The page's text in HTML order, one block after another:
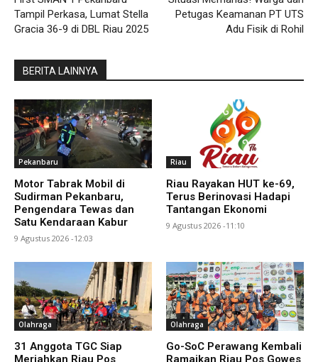
Tampil Perkasa, Lumat Stella
Gracia 36-9 di DBL Riau 2025
Petugas Keamanan PT UTS
Adu Fisik di Rohil
BERITA LAINNYA
Pekanbaru
Motor Tabrak Mobil di
Sudirman Pekanbaru,
Pengendara Tewas dan
Satu Kendaraan Kabur
9 Agustus 2026 -12:03
Riau
Riau Rayakan HUT ke-69,
Terus Berinovasi Hadapi
Tantangan Ekonomi
9 Agustus 2026 -11:10
Olahraga
31 Anggota TGC Siap
Meriahkan Riau Pos
Olahraga
Go-SoC Perawang Kembali
Ramaikan Riau Pos Gowes